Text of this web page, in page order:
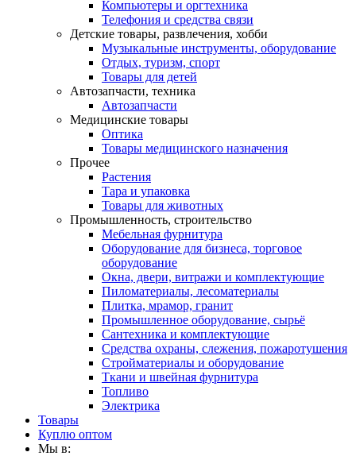
Компьютеры и оргтехника
Телефония и средства связи
Детские товары, развлечения, хобби
Музыкальные инструменты, оборудование
Отдых, туризм, спорт
Товары для детей
Автозапчасти, техника
Автозапчасти
Медицинские товары
Оптика
Товары медицинского назначения
Прочее
Растения
Тара и упаковка
Товары для животных
Промышленность, строительство
Мебельная фурнитура
Оборудование для бизнеса, торговое
оборудование
Окна, двери, витражи и комплектующие
Пиломатериалы, лесоматериалы
Плитка, мрамор, гранит
Промышленное оборудование, сырьё
Сантехника и комплектующие
Средства охраны, слежения, пожаротушения
Стройматериалы и оборудование
Ткани и швейная фурнитура
Топливо
Электрика
Товары
Куплю оптом
Мы в: